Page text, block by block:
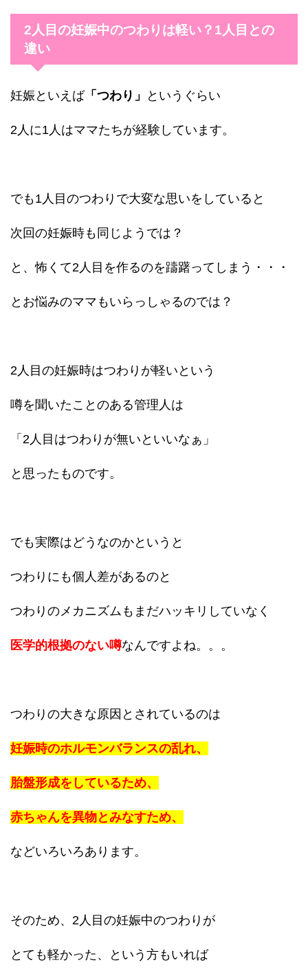
2人目の妊娠中のつわりは軽い？1人目との
違い
妊娠といえば「つわり」 というぐらい
2人に1人はママたちが経験しています。
でも1人目のつわりで大変な思いをしていると
次回の妊娠時も同じようでは？
と、怖くて2人目を作るのを躊躇ってしまう・・・
とお悩みのママもいらっしゃるのでは？
2人目の妊娠時はつわりが軽いという
噂を聞いたことのある管理人は
「2人目はつわりが無いといいなぁ」
と思ったものです。
でも実際はどうなのかというと
つわりにも個人差があるのと
つわりのメカニズムもまだハッキリしていなく
医学的根拠のない噂なんですよね。。。
つわりの大きな原因とされているのは
妊娠時のホルモンバランスの乱れ、
胎盤形成をしているため、
赤ちゃんを異物とみなすため、
などいろいろあります。
そのため、2人目の妊娠中のつわりが
とても軽かった、という方もいれば